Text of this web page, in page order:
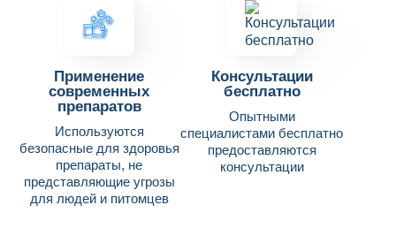
Применение
современных
препаратов
Используются
безопасные для здоровья
препараты, не
представляющие угрозы
для людей и питомцев
Консультации
бесплатно
Опытными
специалистами бесплатно
предоставляются
консультации